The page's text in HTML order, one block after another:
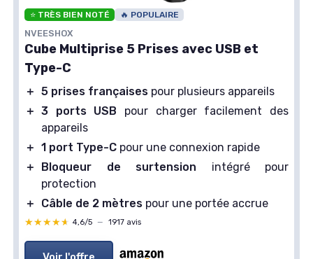
⭐ TRÈS BIEN NOTÉ 🔥 POPULAIRE
NVEESHOX
Cube Multiprise 5 Prises avec USB et
Type-C
＋ 5 prises françaises pour plusieurs appareils
＋ 3 ports USB pour charger facilement des
appareils
＋ 1 port Type-C pour une connexion rapide
＋
Bloqueur de surtension intégré pour
protection
＋
Câble de 2 mètres pour une portée accrue
★★★★★
★★★★★ 4,6/5 — 1917 avis